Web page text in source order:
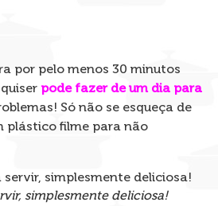
por pelo menos 30 minutos
pode fazer de um dia para
Só não se esqueça de
plástico filme para não
simplesmente deliciosa!